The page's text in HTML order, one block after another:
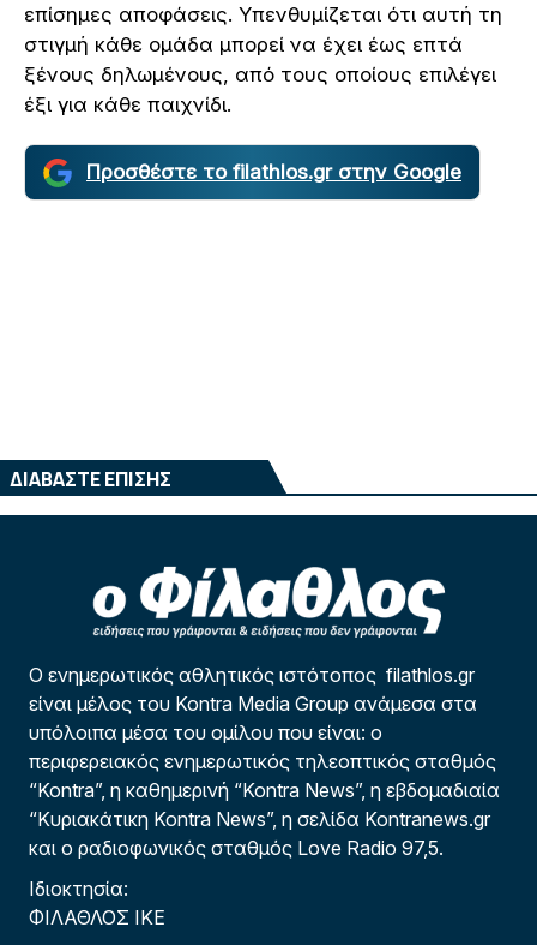
επίσημες αποφάσεις. Υπενθυμίζεται ότι αυτή τη
στιγμή κάθε ομάδα μπορεί να έχει έως επτά
ξένους δηλωμένους, από τους οποίους επιλέγει
έξι για κάθε παιχνίδι.
Προσθέστε το filathlos.gr στην Google
ΔΙΑΒΑΣΤΕ ΕΠΙΣΗΣ
Ο ενημερωτικός αθλητικός ιστότοπος filathlos.gr
είναι μέλος του Kontra Media Group ανάμεσα στα
υπόλοιπα μέσα του ομίλου που είναι: ο
περιφερειακός ενημερωτικός τηλεοπτικός σταθμός
“Kontra”, η καθημερινή “Kontra News”, η εβδομαδιαία
“Κυριακάτικη Kontra News”, η σελίδα Kontranews.gr
και ο ραδιοφωνικός σταθμός Love Radio 97,5.
Ιδιοκτησία:
ΦΙΛΑΘΛΟΣ ΙΚΕ